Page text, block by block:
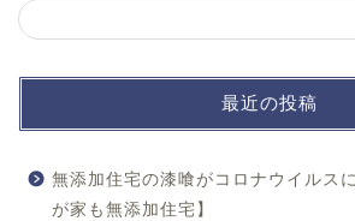
最近の投稿
無添加住宅の漆喰がコロナウイルス
が家も無添加住宅】